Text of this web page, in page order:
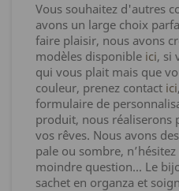
Vous souhaitez d'autres
avons un large choix
faire plaisir, nous avons
modèles disponible ici, si
qui vous plait mais que
couleur, prenez contact ici
formulaire de
produit, nous réaliserons
vos rêves. Nous avons
pale ou sombre,
moindre question... Le
sachet en organza et